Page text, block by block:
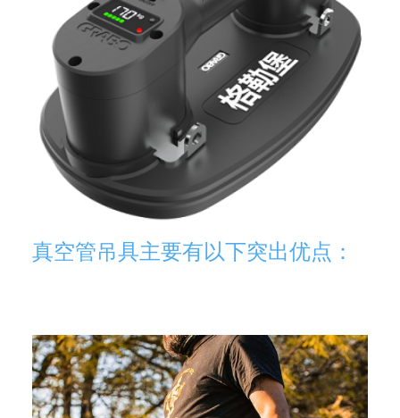
真空管吊具主要有以下突出优点：